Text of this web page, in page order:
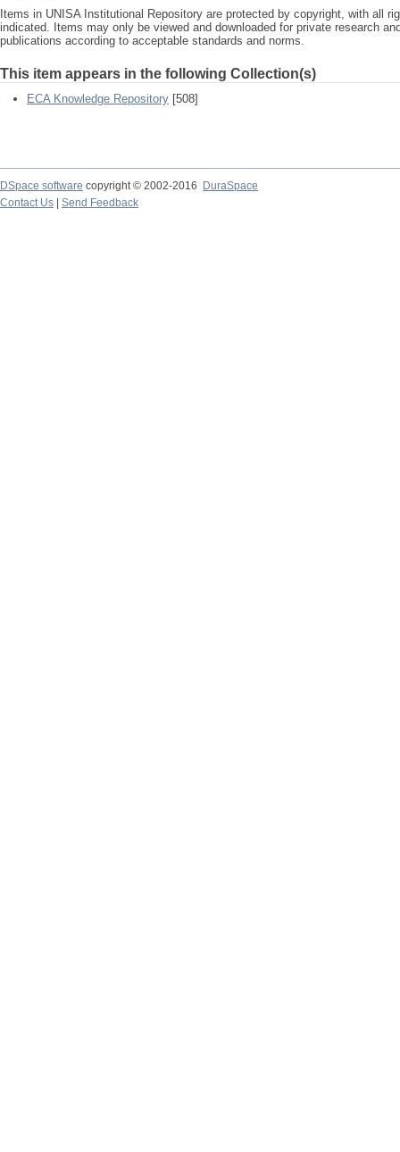
Items in UNISA Institutional Repository are protected by copyright, with all
indicated. Items may only be viewed and downloaded for private research
publications according to acceptable standards and norms.
This item appears in the following Collection(s)
ECA Knowledge Repository [508]
DSpace software copyright © 2002-2016
DuraSpace
Contact Us
Send Feedback